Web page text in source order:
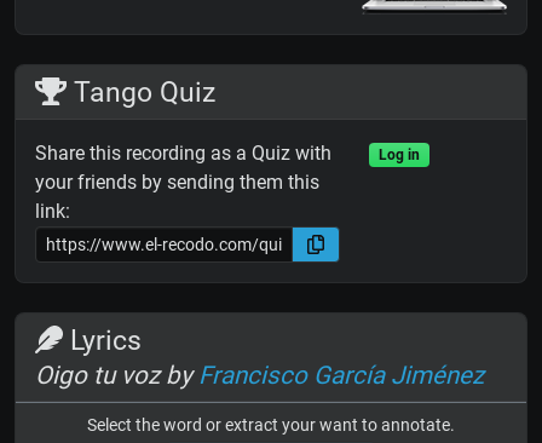
Tango Quiz
Share this recording as a Quiz with
your friends by sending them this
link:
Log in
Lyrics
Oigo tu voz byFrancisco García Jiménez
Select the word or extract your want to annotate.